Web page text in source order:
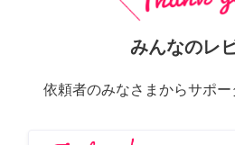
みんなのレ
依頼者のみなさまからサポ